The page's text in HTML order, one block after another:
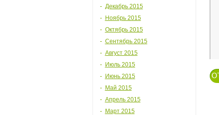
Декабрь 2015
Ноябрь 2015
Октябрь 2015
Сентябрь 2015
Август 2015
Июль 2015
Июнь 2015
Май 2015
Апрель 2015
Март 2015